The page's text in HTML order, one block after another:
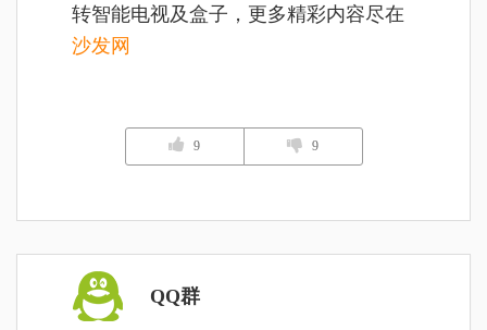
转智能电视及盒子，更多精彩内容尽在
沙发网
9 9
QQ群